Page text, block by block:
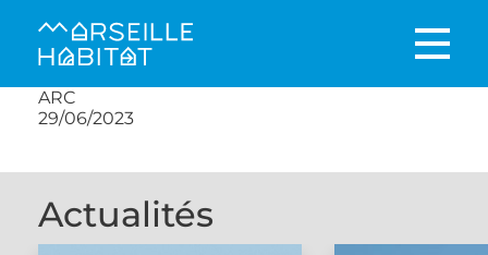
ARC
29/06/2023
Actualités